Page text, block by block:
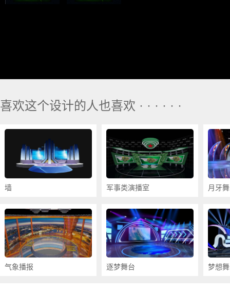
喜欢这个设计的人也喜欢 · · · · · ·
墙 军事类演播室 月牙
气象播报 逐梦舞台 梦想